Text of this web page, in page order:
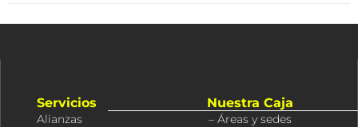
Servicios
Alianzas
Nuestra Caja
– Áreas y sedes